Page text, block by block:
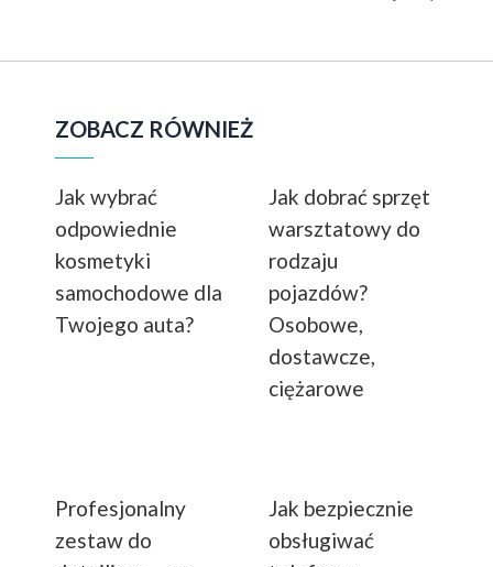
ZOBACZ RÓWNIEŻ
Jak wybrać
odpowiednie
kosmetyki
samochodowe dla
Twojego auta?
Jak dobrać sprzęt
warsztatowy do
rodzaju
pojazdów?
Osobowe,
dostawcze,
ciężarowe
Profesjonalny
zestaw do
Jak bezpiecznie
obsługiwać